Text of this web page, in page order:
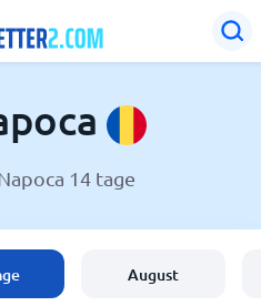
14 tage
August